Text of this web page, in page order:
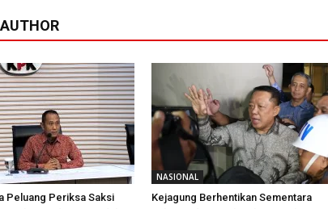
Peluang Periksa Saksi
NASIONAL
Kejagung Berhentikan Sementara